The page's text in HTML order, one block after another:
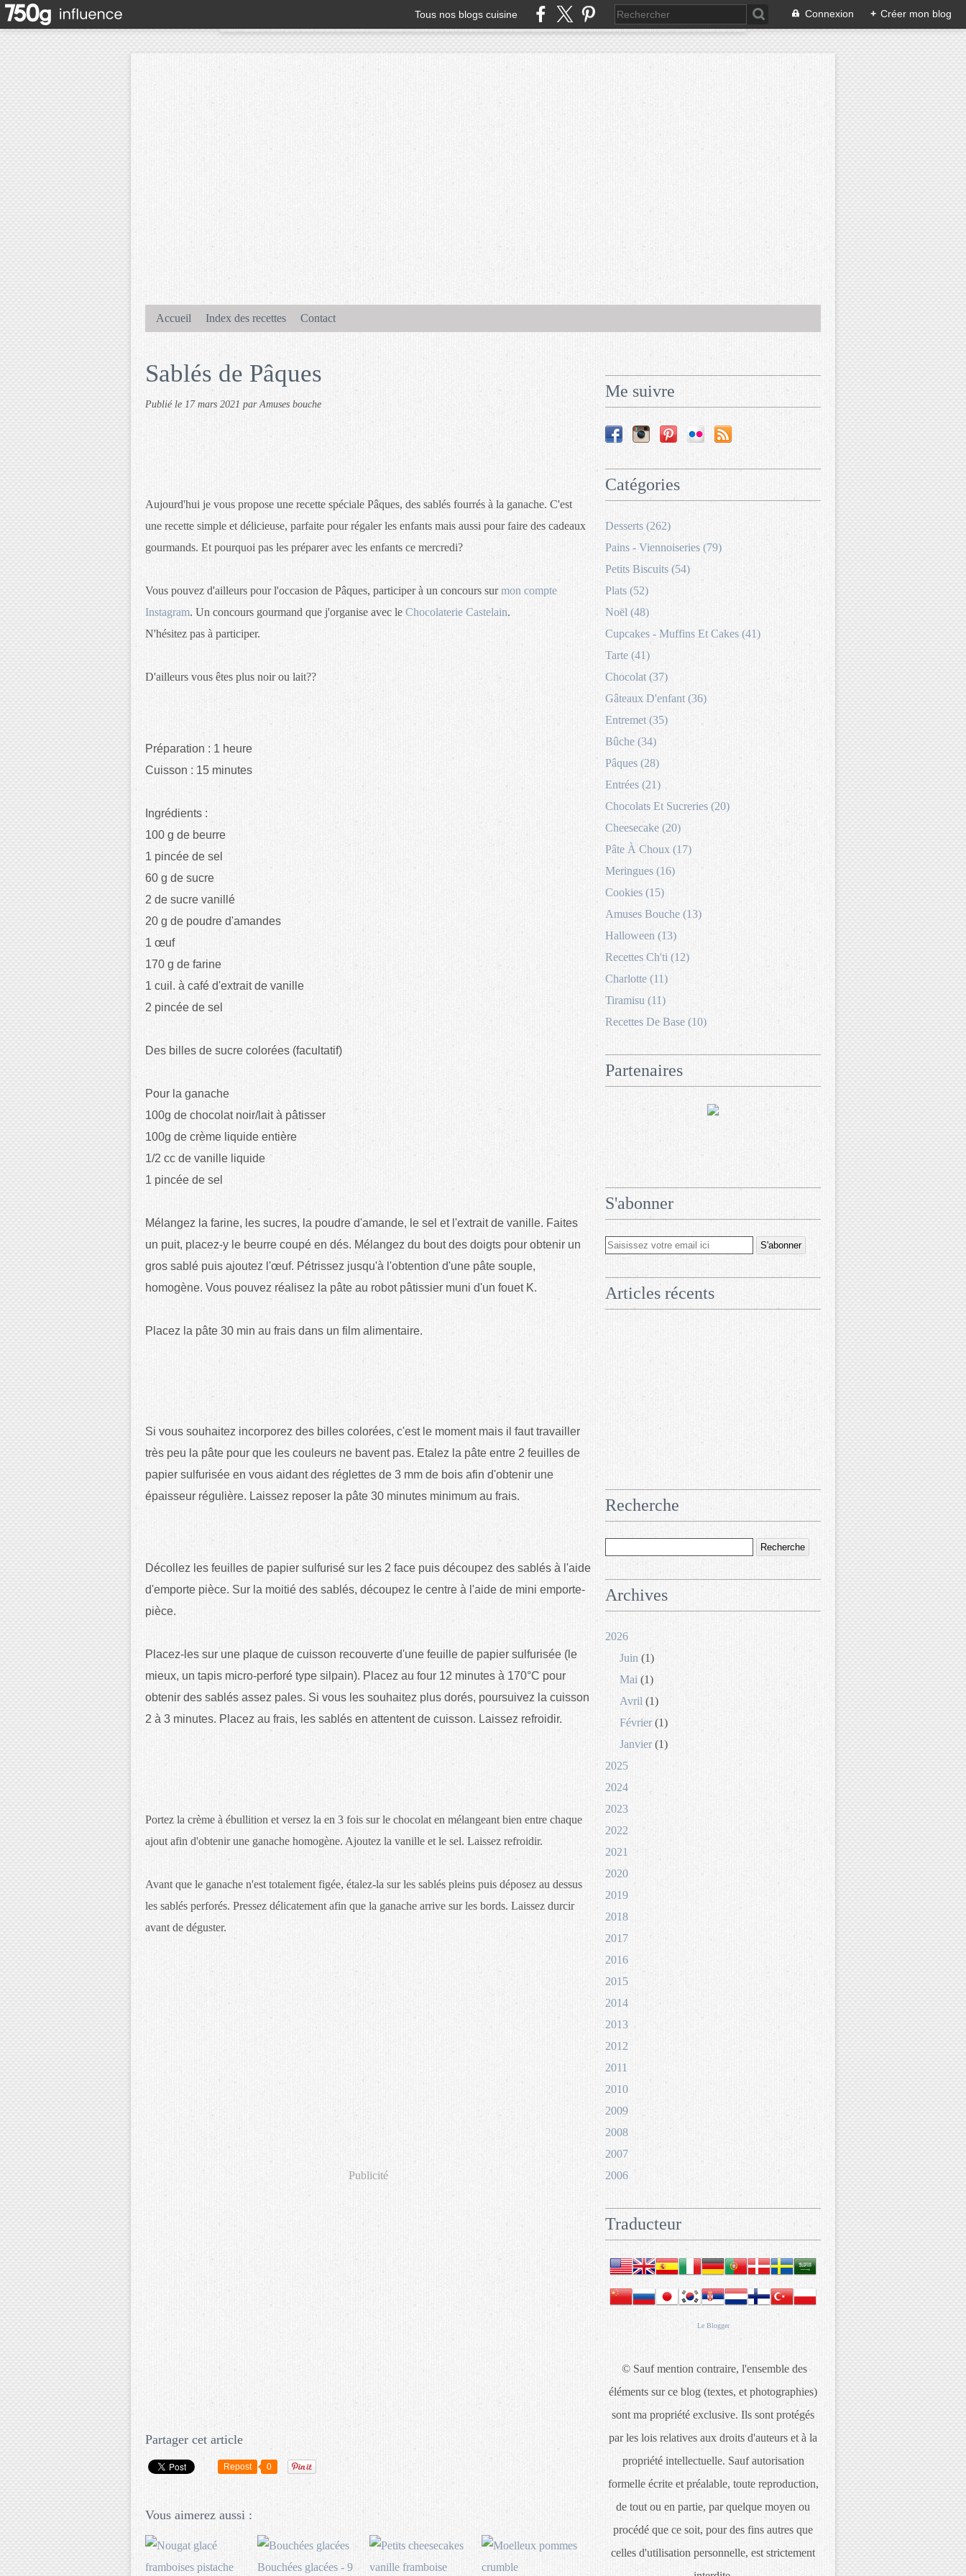
Tous nos blogs cuisine Connexion + Créer mon blog
Accueil Index des recettes Contact
Sablés de Pâques
Publié le 17 mars 2021 par Amuses bouche
Aujourd'hui je vous propose une recette spéciale Pâques, des sablés fourrés à la ganache. C'est
une recette simple et délicieuse, parfaite pour régaler les enfants mais aussi pour faire des cadeaux
gourmands. Et pourquoi pas les préparer avec les enfants ce mercredi?
Vous pouvez d'ailleurs pour l'occasion de Pâques, participer à un concours surmon compte
Instagram. Un concours gourmand que j'organise avec le Chocolaterie Castelain.
N'hésitez pas à participer.
D'ailleurs vous êtes plus noir ou lait??
Préparation : 1 heure
Cuisson : 15 minutes
Ingrédients :
100 g de beurre
1 pincée de sel
60 g de sucre
2 de sucre vanillé
20 g de poudre d'amandes
1 œuf
170 g de farine
1 cuil. à café d'extrait de vanille
2 pincée de sel
Des billes de sucre colorées (facultatif)
Pour la ganache
100g de chocolat noir/lait à pâtisser
100g de crème liquide entière
1/2 cc de vanille liquide
1 pincée de sel
Mélangez la farine, les sucres, la poudre d'amande, le sel et l'extrait de vanille. Faites
un puit, placez-y le beurre coupé en dés. Mélangez du bout des doigts pour obtenir un
gros sablé puis ajoutez l'œuf. Pétrissez jusqu'à l'obtention d'une pâte souple,
homogène. Vous pouvez réalisez la pâte au robot pâtissier muni d'un fouet K.
Placez la pâte 30 min au frais dans un film alimentaire.
Si vous souhaitez incorporez des billes colorées, c'est le moment mais il faut travailler
très peu la pâte pour que les couleurs ne bavent pas. Etalez la pâte entre 2 feuilles de
papier sulfurisée en vous aidant des réglettes de 3 mm de bois afin d'obtenir une
épaisseur régulière. Laissez reposer la pâte 30 minutes minimum au frais.
Décollez les feuilles de papier sulfurisé sur les 2 face puis découpez des sablés à l'aide
d'emporte pièce. Sur la moitié des sablés, découpez le centre à l'aide de mini emporte-
pièce.
Placez-les sur une plaque de cuisson recouverte d'une feuille de papier sulfurisée (le
mieux, un tapis micro-perforé type silpain). Placez au four 12 minutes à 170°C pour
obtenir des sablés assez pales. Si vous les souhaitez plus dorés, poursuivez la cuisson
2 à 3 minutes. Placez au frais, les sablés en attentent de cuisson. Laissez refroidir.
Portez la crème à ébullition et versez la en 3 fois sur le chocolat en mélangeant bien entre chaque
ajout afin d'obtenir une ganache homogène. Ajoutez la vanille et le sel. Laissez refroidir.
Avant que le ganache n'est totalement figée, étalez-la sur les sablés pleins puis déposez au dessus
les sablés perforés. Pressez délicatement afin que la ganache arrive sur les bords. Laissez durcir
avant de déguster.
Publicité
Partager cet article
Repost 0
Vous aimerez aussi :
Bouchées glacées - 9
Me suivre
Catégories
Desserts (262)
Pains - Viennoiseries (79)
Petits Biscuits (54)
Plats (52)
Noël (48)
Cupcakes - Muffins Et Cakes (41)
Tarte (41)
Chocolat (37)
Gâteaux D'enfant (36)
Entremet (35)
Bûche (34)
Pâques (28)
Entrées (21)
Chocolats Et Sucreries (20)
Cheesecake (20)
Pâte À Choux (17)
Meringues (16)
Cookies (15)
Amuses Bouche (13)
Halloween (13)
Recettes Ch'ti (12)
Charlotte (11)
Tiramisu (11)
Recettes De Base (10)
Partenaires
S'abonner
Articles récents
Recherche
Archives
2026
Juin (1)
Mai (1)
Avril (1)
Février(1)
Janvier (1)
2025
2024
2023
2022
2021
2020
2019
2018
2017
2016
2015
2014
2013
2012
2011
2010
2009
2008
2007
2006
Traducteur
Le Blogger
© Sauf mention contraire, l'ensemble des
éléments sur ce blog (textes, et photographies)
sont ma propriété exclusive. Ils sont protégés
par les lois relatives aux droits d'auteurs et à la
propriété intellectuelle. Sauf autorisation
formelle écrite et préalable, toute reproduction,
de tout ou en partie, par quelque moyen ou
procédé que ce soit, pour des fins autres que
celles d'utilisation personnelle, est strictement